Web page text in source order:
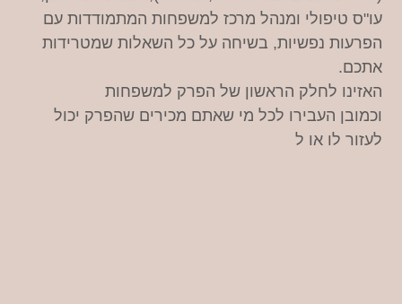
עו"ס טיפולי ומנהל מרכז למשפחות המתמודדות עם
הפרעות נפשיות, בשיחה על כל השאלות שמטרידות
אתכם.
האזינו לחלק הראשון של הפרק למשפחות
וכמובן העבירו לכל מי שאתם מכירים שהפרק יכול
לעזור לו או ל